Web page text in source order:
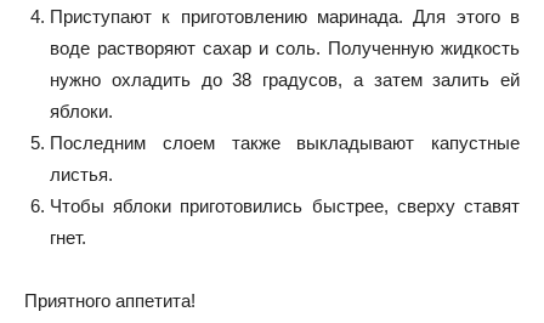
Приступают к приготовлению маринада. Для этого в
воде растворяют сахар и соль. Полученную жидкость
нужно охладить до 38 градусов, а затем залить ей
яблоки.
Последним слоем также выкладывают капустные
листья.
Чтобы яблоки приготовились быстрее, сверху ставят
гнет.
Приятного аппетита!